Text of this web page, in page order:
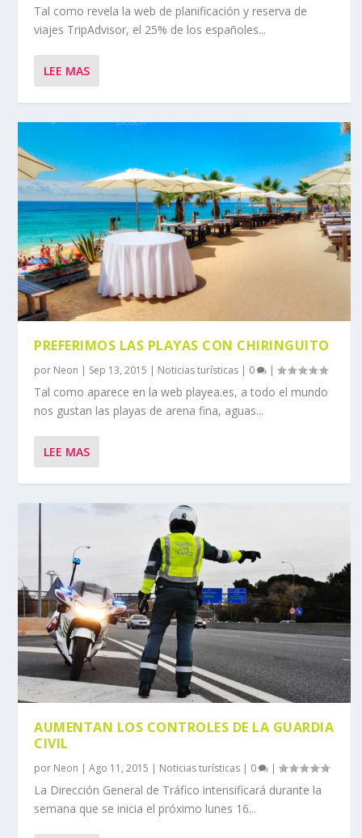
Tal como revela la web de planificación y reserva de
viajes TripAdvisor, el 25% de los españoles...
LEE MAS
PREFERIMOS LAS PLAYAS CON CHIRINGUITO
por Neon | Sep 13, 2015 | Noticias turísticas | 0 |
Tal como aparece en la web playea.es, a todo el mundo
nos gustan las playas de arena fina, aguas...
LEE MAS
AUMENTAN LOS CONTROLES DE LA GUARDIA
CIVIL
por Neon |Ago 11, 2015 | Noticias turísticas | 0 |
La Dirección General de Tráfico intensificará durante la
semana que se inicia el próximo lunes 16...